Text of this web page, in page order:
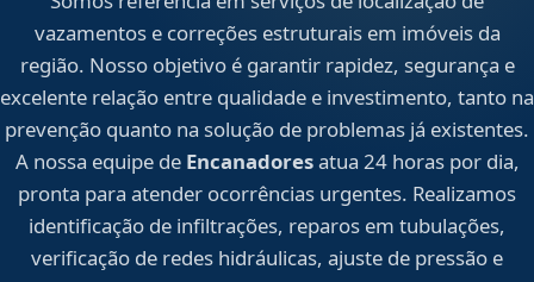
vazamentos e correções estruturais em imóveis da
região. Nosso objetivo é garantir rapidez, segurança e
excelente relação entre qualidade e investimento, tanto na
prevenção quanto na solução de problemas já existentes.
A nossa equipe de Encanadoresatua 24 horas por dia,
pronta para atender ocorrências urgentes. Realizamos
identificação de infiltrações, reparos em tubulações,
verificação de redes hidráulicas, ajuste de pressão e